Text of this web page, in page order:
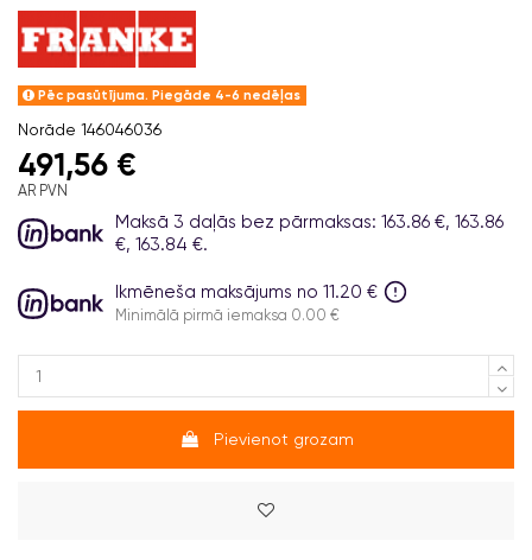
Pēc pasūtījuma. Piegāde 4-6 nedēļas
Norāde 146046036
491,56 €
AR PVN
Maksā 3 daļās bez pārmaksas: 163.86 €, 163.86
€, 163.84 €.
Ikmēneša maksājums no 11.20 €
Minimālā pirmā iemaksa 0.00 €
Pievienot grozam